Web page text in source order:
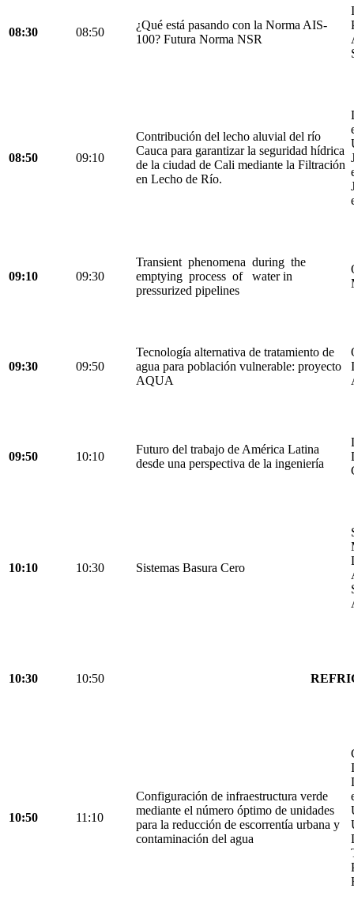
08:30 08:50
¿Qué está pasando con la Norma AIS-
100? Futura Norma NSR
08:50 09:10
Contribución del lecho aluvial del río
Cauca para garantizar la seguridad hídrica
de la ciudad de Cali mediante la Filtración
en Lecho de Río.
09:10 09:30
Transient phenomena during the
emptying process of water in
pressurized pipelines
09:30 09:50
Tecnología alternativa de tratamiento de
agua para población vulnerable: proyecto
AQUA
09:50 10:10
Futuro del trabajo de América Latina
desde una perspectiva de la ingeniería
10:10 10:30 Sistemas Basura Cero
10:30 10:50
10:50 11:10
Configuración de infraestructura verde
mediante el número óptimo de unidades
para la reducción de escorrentía urbana y
contaminación del agua